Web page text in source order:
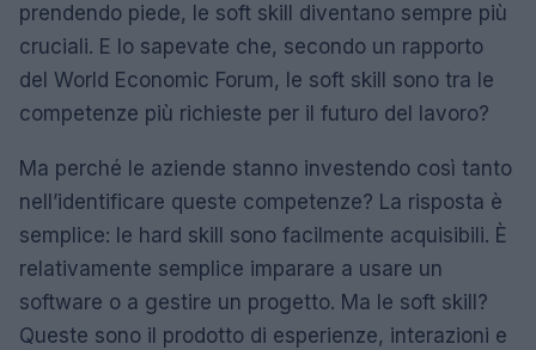
prendendo piede, le soft skill diventano sempre più
cruciali. E lo sapevate che, secondo un rapporto
del World Economic Forum, le soft skill sono tra le
competenze più richieste per il futuro del lavoro?
Ma perché le aziende stanno investendo così tanto
nell’identificare queste competenze? La risposta è
semplice: le hard skill sono facilmente acquisibili. È
relativamente semplice imparare a usare un
software o a gestire un progetto. Ma le soft skill?
Queste sono il prodotto di esperienze, interazioni e